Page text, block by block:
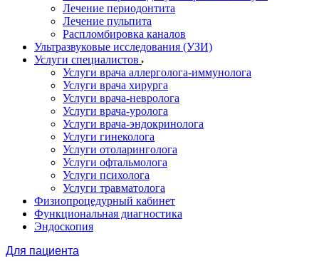
Лечение периодонтита
Лечение пульпита
Распломбировка каналов
Ультразвуковые исследования (УЗИ)
Услуги специалистов
Услуги врача аллерголога-иммунолога
Услуги врача хирурга
Услуги врача-невролога
Услуги врача-уролога
Услуги врача-эндокринолога
Услуги гинеколога
Услуги отоларинголога
Услуги офтальмолога
Услуги психолога
Услуги травматолога
Физиопроцедурный кабинет
Функциональная диагностика
Эндоскопия
Для пациента